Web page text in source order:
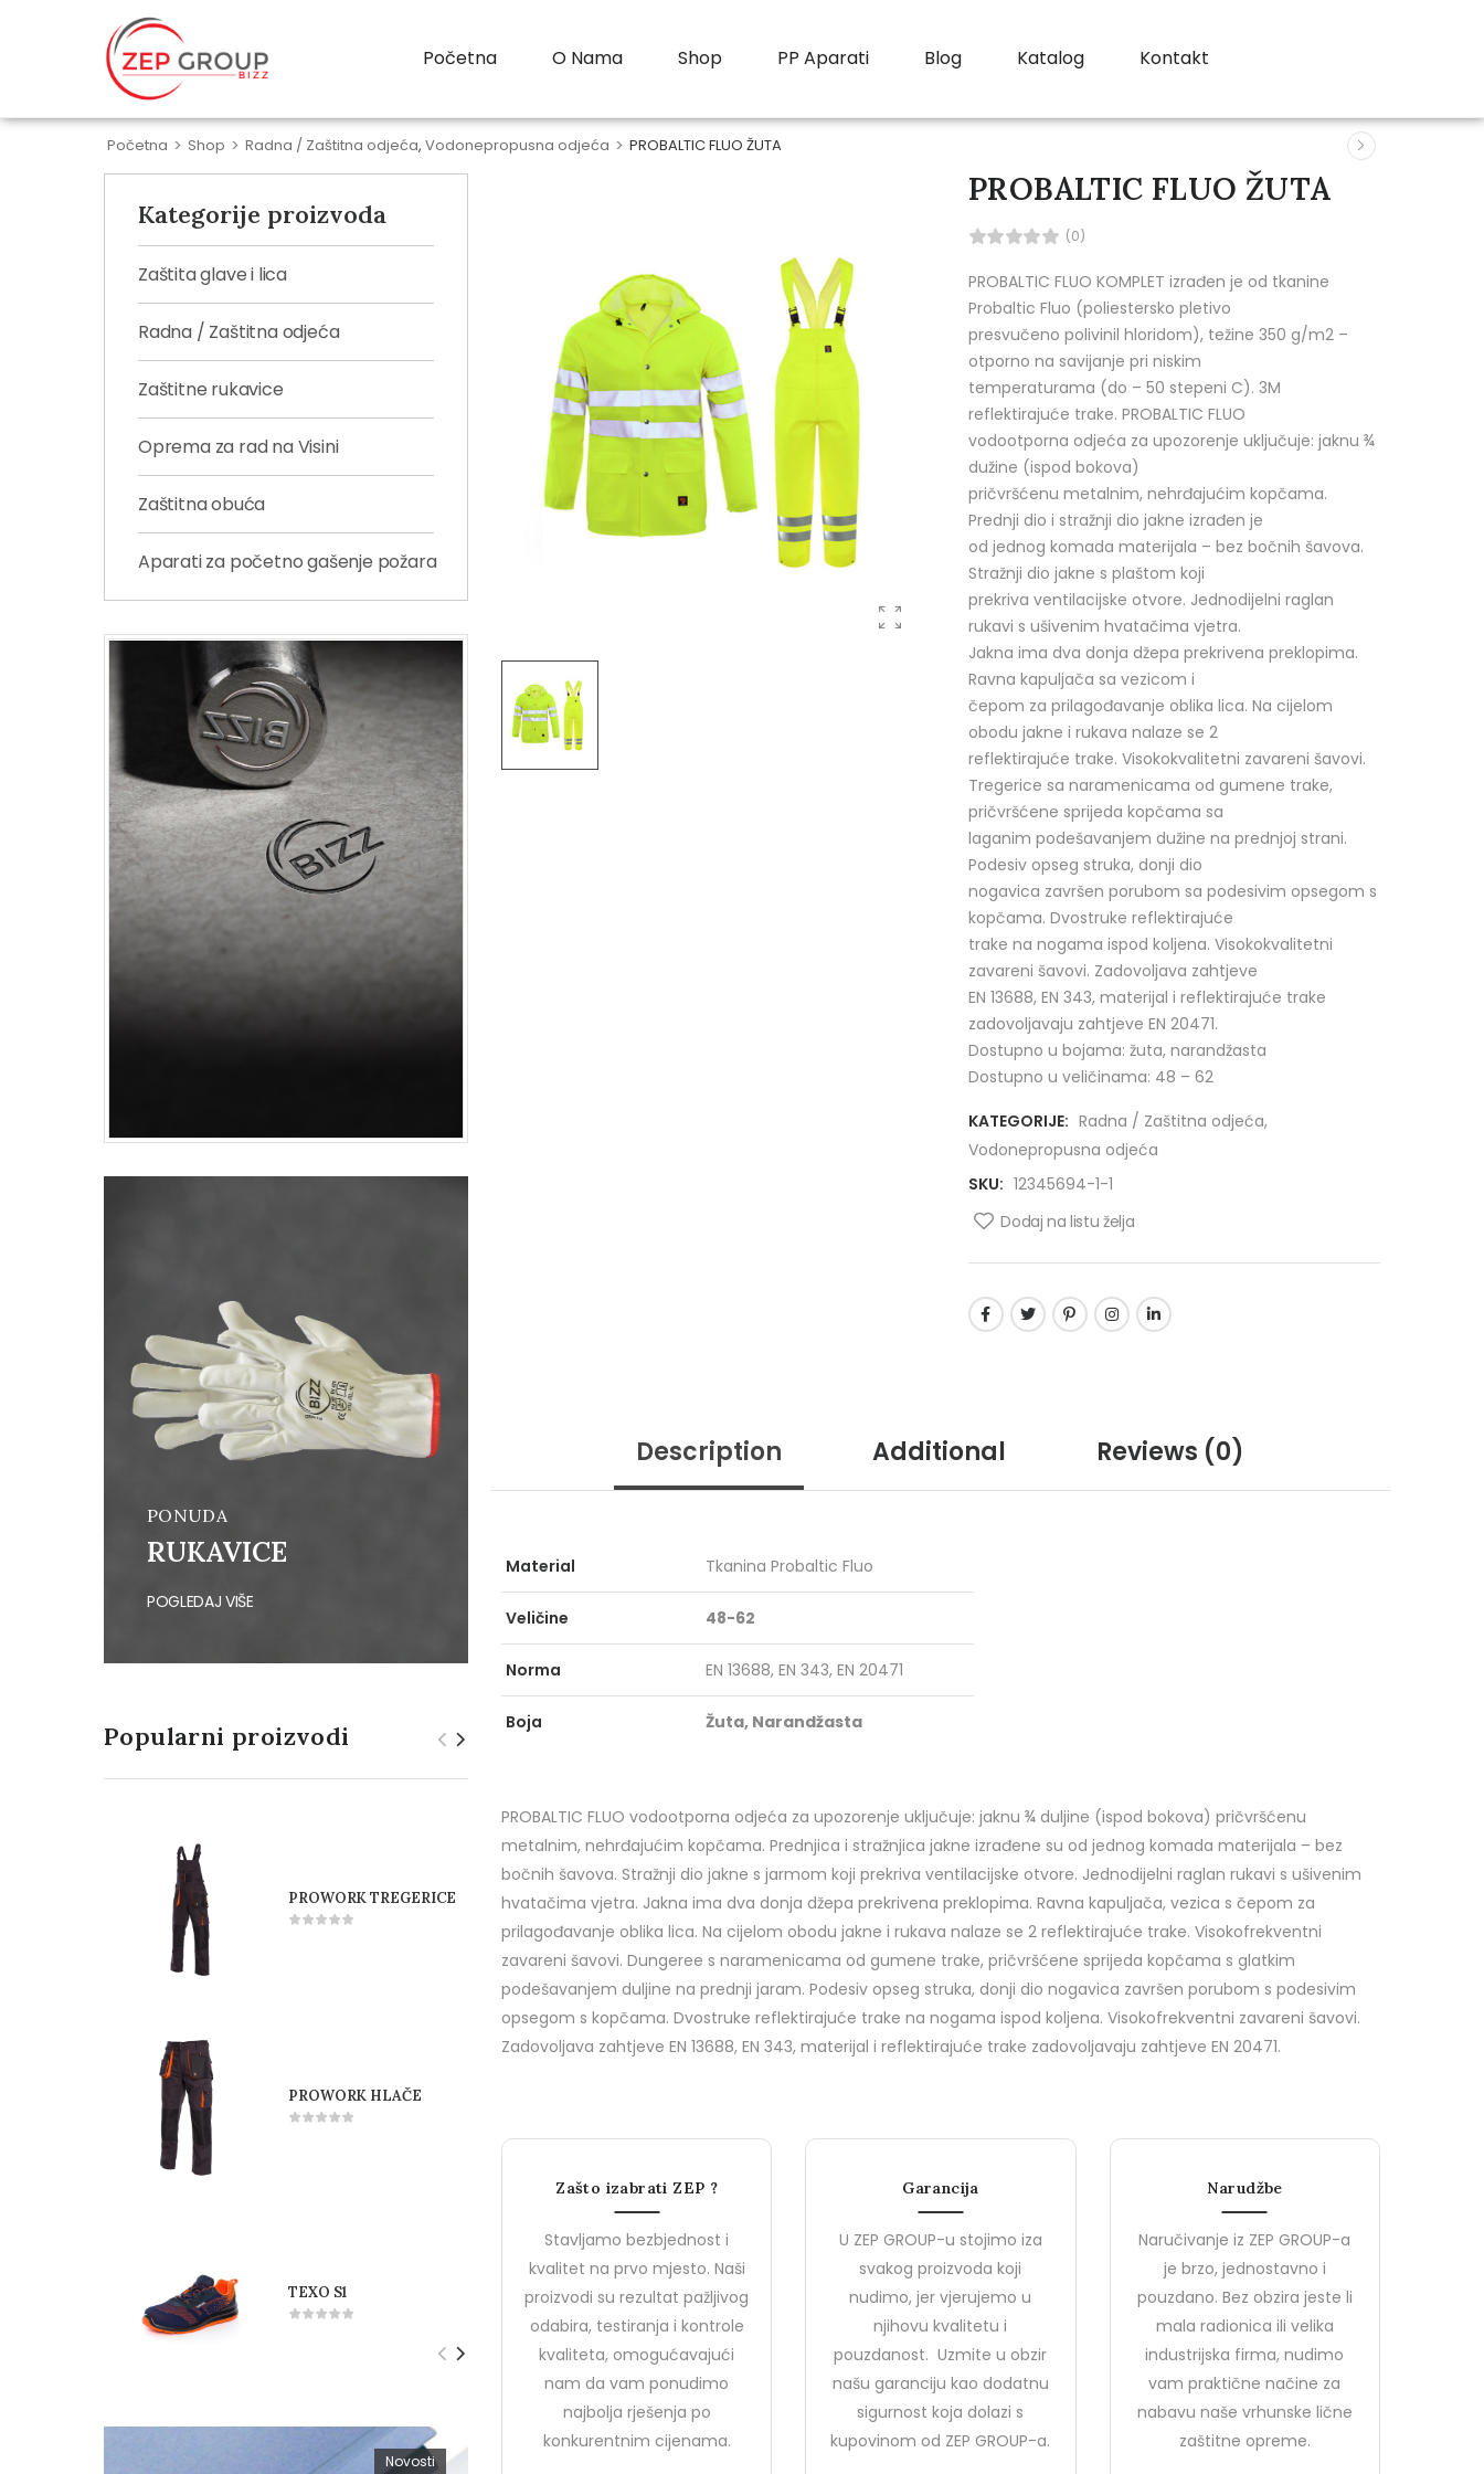
Početna O Nama Shop PP Aparati Blog Katalog Kontakt
Početna > Shop > Radna / Zaštitna odjeća,Vodonepropusna odjeća > PROBALTIC FLUO ŽUTA
Kategorije proizvoda
Zaštita glave i lica
Radna / Zaštitna odjeća
Zaštitne rukavice
Oprema za rad na Visini
Zaštitna obuća
Aparati za početno gašenje požara
PONUDA
RUKAVICE
POGLEDAJ VIŠE
Popularni proizvodi
PROWORK TREGERICE
PROWORK HLAČE
TEXO S1
GRIPPER GPR 153
Radna dukserica Flis
PROBALTIC KIŠNA JAKNA
– ZELENA
Novosti
PROBALTIC FLUO ŽUTA
(0)
PROBALTIC FLUO KOMPLET izrađen je od tkanine
Probaltic Fluo (poliestersko pletivo
presvučeno polivinil hloridom), težine 350 g/m2 –
otporno na savijanje pri niskim
temperaturama (do – 50 stepeni C). 3M
reflektirajuće trake. PROBALTIC FLUO
vodootporna odjeća za upozorenje uključuje: jaknu ¾
dužine (ispod bokova)
pričvršćenu metalnim, nehrđajućim kopčama.
Prednji dio i stražnji dio jakne izrađen je
od jednog komada materijala – bez bočnih šavova.
Stražnji dio jakne s plaštom koji
prekriva ventilacijske otvore. Jednodijelni raglan
rukavi s ušivenim hvatačima vjetra.
Jakna ima dva donja džepa prekrivena preklopima.
Ravna kapuljača sa vezicom i
čepom za prilagođavanje oblika lica. Na cijelom
obodu jakne i rukava nalaze se 2
reflektirajuće trake. Visokokvalitetni zavareni šavovi.
Tregerice sa naramenicama od gumene trake,
pričvršćene sprijeda kopčama sa
laganim podešavanjem dužine na prednjoj strani.
Podesiv opseg struka, donji dio
nogavica završen porubom sa podesivim opsegom s
kopčama. Dvostruke reflektirajuće
trake na nogama ispod koljena. Visokokvalitetni
zavareni šavovi. Zadovoljava zahtjeve
EN 13688, EN 343, materijal i reflektirajuće trake
zadovoljavaju zahtjeve EN 20471.
Dostupno u bojama: žuta, narandžasta
Dostupno u veličinama: 48 – 62
KATEGORIJE: Radna / Zaštitna odjeća,
Vodonepropusna odjeća
SKU: 12345694-1-1
Dodaj na listu želja
Description Additional Reviews (0)
Material Tkanina Probaltic Fluo
Veličine 48-62
Norma EN 13688, EN 343, EN 20471
Boja Žuta, Narandžasta
PROBALTIC FLUO vodootporna odjeća za upozorenje uključuje: jaknu ¾ duljine (ispod bokova) pričvršćenu
metalnim, nehrđajućim kopčama. Prednjica i stražnjica jakne izrađene su od jednog komada materijala – bez
bočnih šavova. Stražnji dio jakne s jarmom koji prekriva ventilacijske otvore. Jednodijelni raglan rukavi s ušivenim
hvatačima vjetra. Jakna ima dva donja džepa prekrivena preklopima. Ravna kapuljača, vezica s čepom za
prilagođavanje oblika lica. Na cijelom obodu jakne i rukava nalaze se 2 reflektirajuće trake. Visokofrekventni
zavareni šavovi. Dungeree s naramenicama od gumene trake, pričvršćene sprijeda kopčama s glatkim
podešavanjem duljine na prednji jaram. Podesiv opseg struka, donji dio nogavica završen porubom s podesivim
opsegom s kopčama. Dvostruke reflektirajuće trake na nogama ispod koljena. Visokofrekventni zavareni šavovi.
Zadovoljava zahtjeve EN 13688, EN 343, materijal i reflektirajuće trake zadovoljavaju zahtjeve EN 20471.
Zašto izabrati ZEP ?
Stavljamo bezbjednost i
kvalitet na prvo mjesto. Naši
proizvodi su rezultat pažljivog
odabira, testiranja i kontrole
kvaliteta, omogućavajući
nam da vam ponudimo
najbolja rješenja po
konkurentnim cijenama.
Garancija
U ZEP GROUP-u stojimo iza
svakog proizvoda koji
nudimo, jer vjerujemo u
njihovu kvalitetu i
pouzdanost. Uzmite u obzir
našu garanciju kao dodatnu
sigurnost koja dolazi s
kupovinom od ZEP GROUP-a.
Narudžbe
Naručivanje iz ZEP GROUP-a
je brzo, jednostavno i
pouzdano. Bez obzira jeste li
mala radionica ili velika
industrijska firma, nudimo
vam praktične načine za
nabavu naše vrhunske lične
zaštitne opreme.